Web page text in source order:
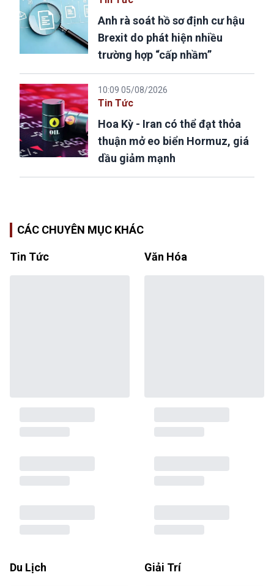
Anh rà soát hồ sơ định cư hậu
Brexit do phát hiện nhiều
trường hợp “cấp nhầm”
10:09 05/08/2026
Tin Tức
Hoa Kỳ - Iran có thể đạt thỏa
thuận mở eo biển Hormuz, giá
dầu giảm mạnh
CÁC CHUYÊN MỤC KHÁC
Tin Tức Văn Hóa
Du Lịch Giải Trí